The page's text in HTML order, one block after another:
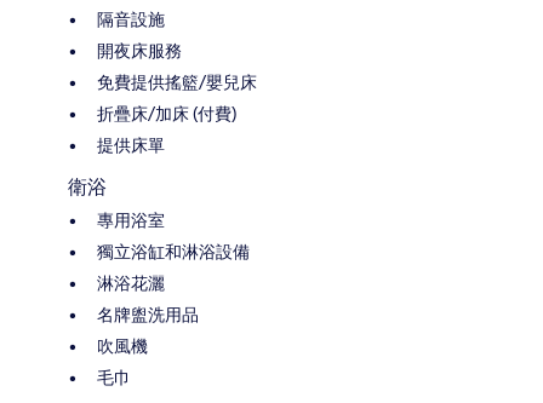
隔音設施
開夜床服務
免費提供搖籃/嬰兒床
折疊床/加床 (付費)
提供床單
衛浴
專用浴室
獨立浴缸和淋浴設備
淋浴花灑
名牌盥洗用品
吹風機
毛巾